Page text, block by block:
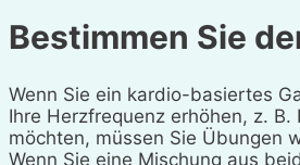
Bestimmen Sie
Wenn Sie ein kardio-basiertes
Ihre Herzfrequenz erhöhen, z.
möchten, müssen Sie Übungen
Wenn Sie eine Mischung aus